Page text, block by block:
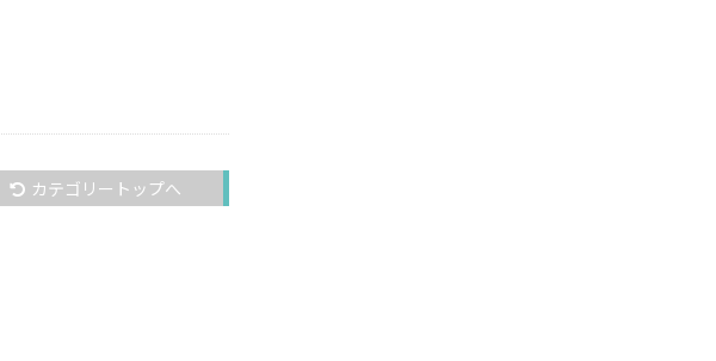
カテゴリートップへ